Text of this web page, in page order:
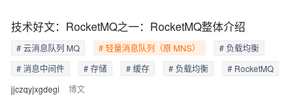
jjczqyjxgdegi 博文
技术好文：RocketMQ之一：RocketMQ整体介绍
# 云消息队列 MQ # 轻量消息队列（原 MNS）
# 负载均衡
# 消息中间件
# 存储 # 缓存 # 负载均衡 # RocketMQ